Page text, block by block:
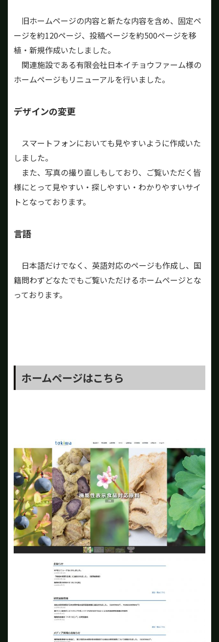
旧ホームページの内容と新たな内容を含め、固定ペ
ージを約120ページ、投稿ページを約500ページを移
植・新規作成いたしました。
関連施設である有限会社日本イチョウファーム様の
ホームページもリニューアルを行いました。
デザインの変更
スマートフォンにおいても見やすいように作成いた
しました。
また、写真の撮り直しもしており、ご覧いただく皆
様にとって見やすい・探しやすい・わかりやすいサイ
トとなっております。
言語
日本語だけでなく、英語対応のページも作成し、国
籍問わずどなたでもご覧いただけるホームページとな
っております。
ホームページはこちら